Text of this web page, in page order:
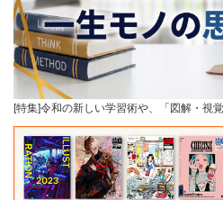
[特集]令和の新しい学習術や、「図解・視